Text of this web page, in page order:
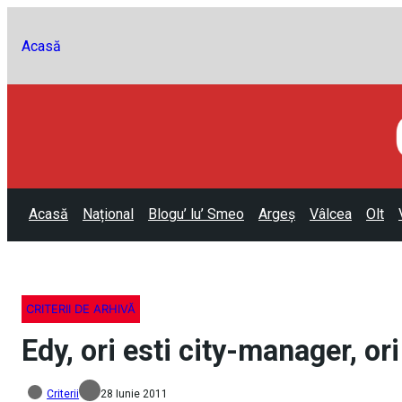
Acasă
Acasă Național Blogu’ lu’ Smeo Argeș Vâlcea Olt
CRITERII DE ARHIVĂ
Edy, ori esti city-manager,
Criterii 28 Iunie 2011